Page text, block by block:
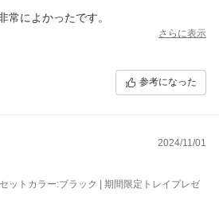
常によかったです。
さらに表示
参考になった
2024/11/01
ットカラー:ブラック | 期間限定トレイプレゼ